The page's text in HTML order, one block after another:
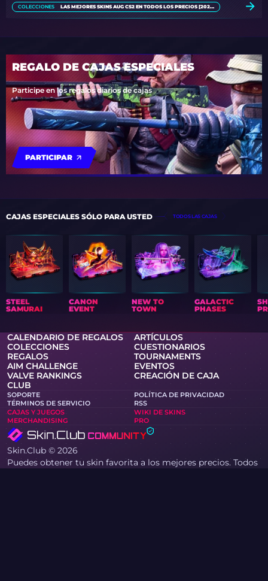
COLECCIONES LAS MEJORES SKINS AUG CS2 EN TODOS LOS PRECIOS [2026]
REGALO DE CAJAS ESPECIALES
Participe en los regalos diarios de cajas
PARTICIPAR
CAJAS ESPECIALES SÓLO PARA USTED TODOS LAS CAJAS
STEEL
SAMURAI
CANON
EVENT
NEW TO
TOWN
GALACTIC
PHASES
CALENDARIO DE REGALOS
ARTÍCULOS
COLECCIONES
CUESTIONARIOS
REGALOS
TOURNAMENTS
AIM CHALLENGE
EVENTOS
VALVE RANKINGS
CREACIÓN DE CAJA
CLUB
SOPORTE
POLÍTICA DE PRIVACIDAD
TÉRMINOS DE SERVICIO
RSS
CAJAS Y JUEGOS
WIKI DE SKINS
MERCHANDISING
PRO
Skin.Club © 2026
Puedes obtener tu skin favorita a los mejores precios. Todos